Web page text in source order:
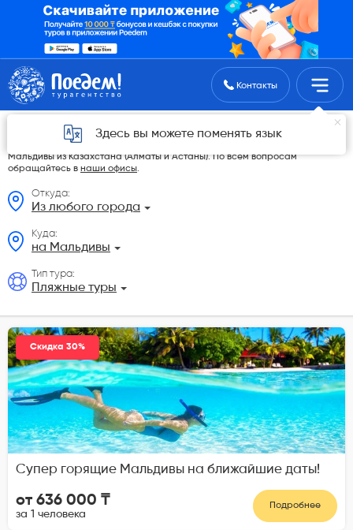
Поиск туровКонтакты
Здесь вы можете поменять язык
Пляжные туры из Казахстана
На данной странице мы разместили самые выгодные Пляжные туры на
Мальдивы из Казахстана (Алматы и Астаны). По всем вопросам
обращайтесь в наши офисы.
Откуда:
Из любого города
Куда:
на Мальдивы
Тип тура:
Пляжные туры
Скидка 30%
Супер горящие Мальдивы на ближайшие даты!
от 636 000 ₸
за 1 человека
Подробнее